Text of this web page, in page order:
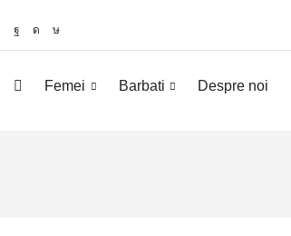
Femei Barbati Despre noi